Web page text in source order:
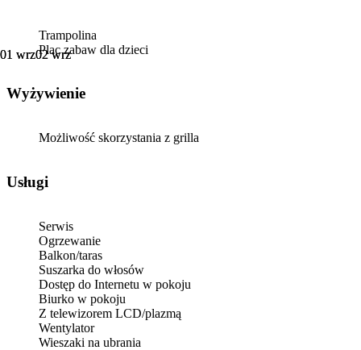
01 wrz02 wrz
01 wrz02 wrz
Trampolina
Plac zabaw dla dzieci
Wyżywienie
Możliwość skorzystania z grilla
Usługi
Serwis
Ogrzewanie
Balkon/taras
Suszarka do włosów
Dostęp do Internetu w pokoju
Biurko w pokoju
Z telewizorem LCD/plazmą
Wentylator
Wieszaki na ubrania